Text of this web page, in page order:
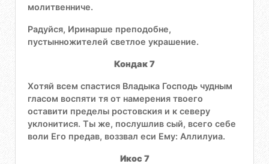
молитвенниче.
Радуйся, Иринарше преподобне,
пустынножителей светлое украшение.
Кондак 7
Хотяй всем спастися Владыка Господь чудным
гласом воспяти тя от намерения твоего
оставити пределы ростовския и к северу
уклонитися. Ты же, послушлив сый, всего себе
воли Его предав, воззвал еси Ему: Аллилуиа.
Икос 7